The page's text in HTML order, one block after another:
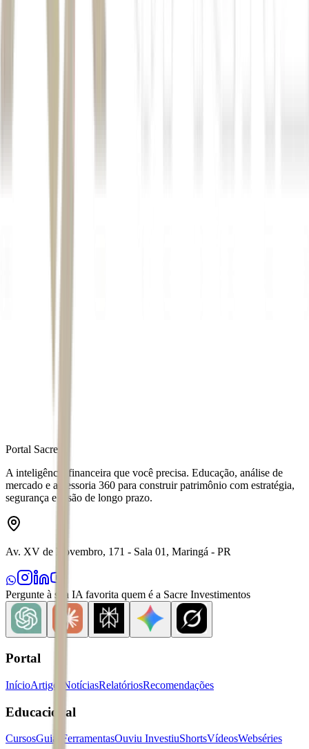
Portal Sacre
A inteligência financeira que você precisa. Educação, análise de
mercado e assessoria 360 para construir patrimônio com estratégia,
segurança e visão de longo prazo.
Av. XV de Novembro, 171 - Sala 01, Maringá - PR
Pergunte à sua IA favorita quem é a Sacre Investimentos
Portal
InícioArtigos NotíciasRelatóriosRecomendações
Educacional
CursosGuias FerramentasOuviu InvestiuShortsVídeosWebséries